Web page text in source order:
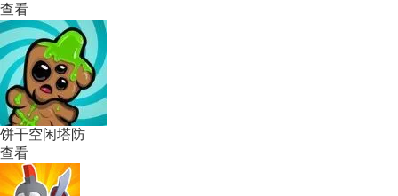
查看
饼干空闲塔防
查看